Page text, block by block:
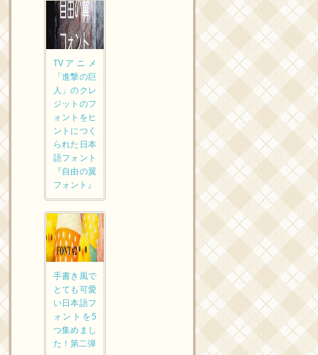
TVアニメ
「進撃の巨
人」のクレ
ジットのフ
ォントをヒ
ントにつく
られた日本
語フォント
『自由の翼
フォント』
手書き風で
とても可愛
い日本語フ
ォントを5
つ集めまし
た！第二弾